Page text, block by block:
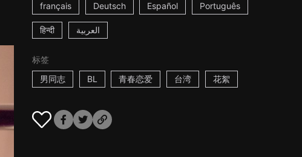
français Deutsch Español Português
हिन्दी العربية
标签
男同志
BL 青春恋爱 台湾 花絮